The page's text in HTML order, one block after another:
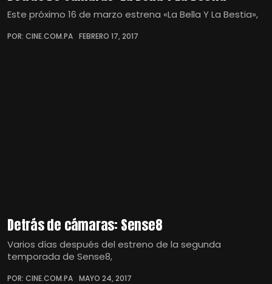
Este próximo 16 de marzo estrena «La Bella Y La Bestia»,
POR: CINE.COM.PA FEBRERO 17, 2017
Detrás de cámaras: Sense8
Varios días después del estreno de la segunda
temporada de Sense8,
POR: CINE.COM.PA MAYO 24, 2017